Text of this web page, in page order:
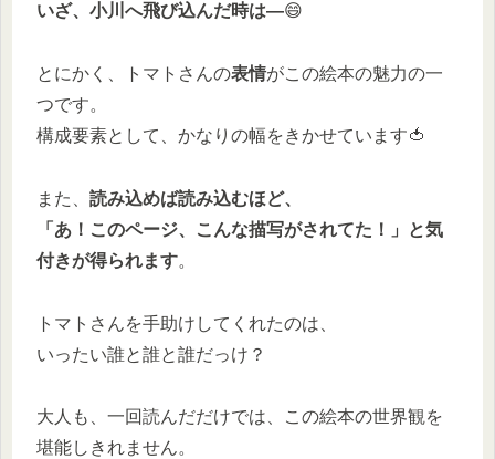
いざ、小川へ飛び込んだ時は―😄
とにかく、トマトさんの表情がこの絵本の魅力の一
つです。
構成要素として、かなりの幅をきかせています🍅
また、 読み込めば読み込むほど、
「あ！このページ、こんな描写がされてた！」と気
付きが得られます。
トマトさんを手助けしてくれたのは、
いったい誰と誰と誰だっけ？
大人も、一回読んだだけでは、この絵本の世界観を
堪能しきれません。